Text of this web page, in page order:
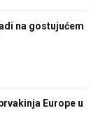
na gostujućem
Europe u